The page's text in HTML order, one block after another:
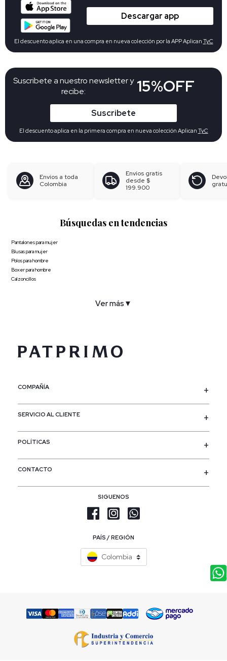
Suscribete a nuestro newsletter y
recibe:
15%OFF
Suscribete
El descuento aplica en la primera compra en nueva colección Aplican TyC
Descargar app
El descuento aplica en una compra en nueva colección por la APP Aplican TyC
Envíos a toda
Colombia
Envíos gratis
desde $
199.900
Búsquedas en tendencias
Pantalones para mujer
Blusas para mujer
Polos para hombre
Boxer para hombre
Calzoncillos
Ver más ▼
COMPAÑÍA
SERVICIO AL CLIENTE
POLÍTICAS
SIGUENOS
PAÍS / REGIÓN
Colombia
CONTACTO